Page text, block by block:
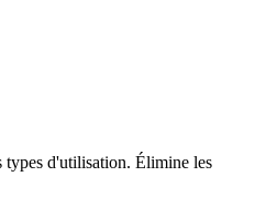
d'utilisation. Élimine les